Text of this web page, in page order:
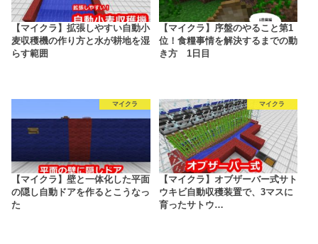
【マイクラ】拡張しやすい自動小
麦収穫機の作り方と水が耕地を湿
らす範囲
【マイクラ】序盤のやること第1
位！食糧事情を解決するまでの動
き方 1日目
マイクラ
【マイクラ】壁と一体化した平面
の隠し自動ドアを作るとこうなっ
た
マイクラ
【マイクラ】オブザーバー式サト
ウキビ自動収穫装置で、3マスに
育ったサトウ…